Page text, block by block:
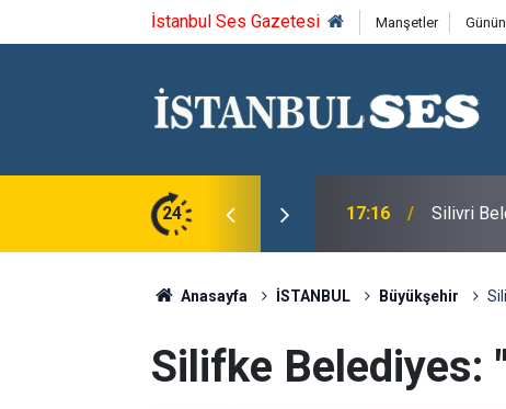
İstanbul Ses Gazetesi Manşetler
24 16:24
Anasayfa İSTANBUL Büyükşehir
Silifke Belediyes: